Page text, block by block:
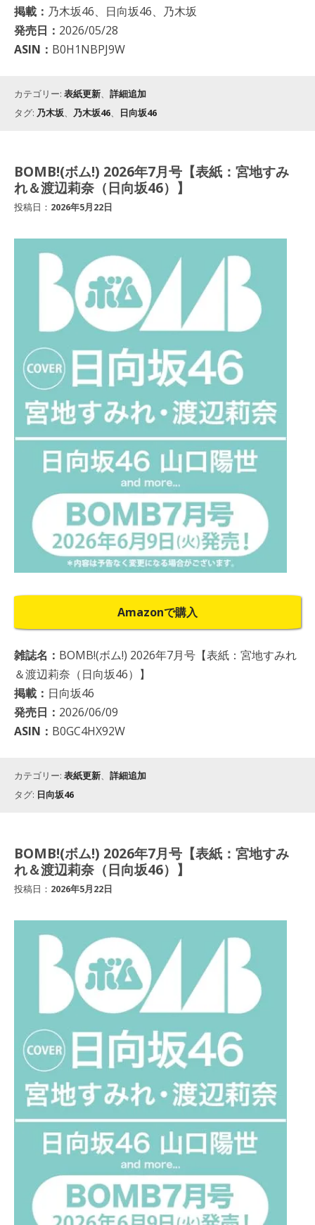
掲載： 乃木坂46、日向坂46、乃木坂
発売日： 2026/05/28
ASIN： B0H1NBPJ9W
カテゴリー: 表紙更新
詳細追加
タグ: 乃木坂 乃木坂46 日向坂46
BOMB!(ボム!) 2026年7月号【表紙：宮地すみ
れ＆渡辺莉奈（日向坂46）】
投稿日： 2026年5月22日
Amazonで購入
雑誌名： BOMB!(ボム!) 2026年7月号【表紙：宮地すみれ
＆渡辺莉奈（日向坂46）】
掲載： 日向坂46
発売日： 2026/06/09
ASIN： B0GC4HX92W
カテゴリー: 表紙更新
詳細追加
タグ: 日向坂46
BOMB!(ボム!) 2026年7月号【表紙：宮地すみ
れ＆渡辺莉奈（日向坂46）】
投稿日： 2026年5月22日